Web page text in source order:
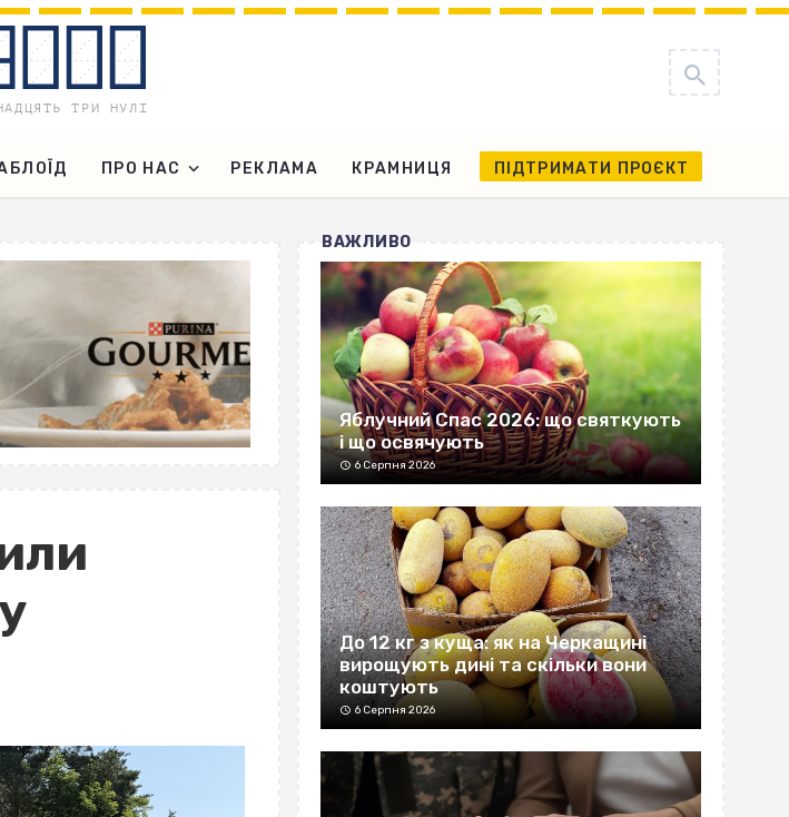
ПРО НАС РЕКЛАМА КРАМНИЦЯ ПІДТРИМАТИ ПРОЄКТ
ВАЖЛИВО
Яблучний Спас 2026: що святкують
і що освячують
6 Серпня 2026
До 12 кг з куща: як на Черкащині
вирощують дині та скільки вони
коштують
6 Серпня 2026